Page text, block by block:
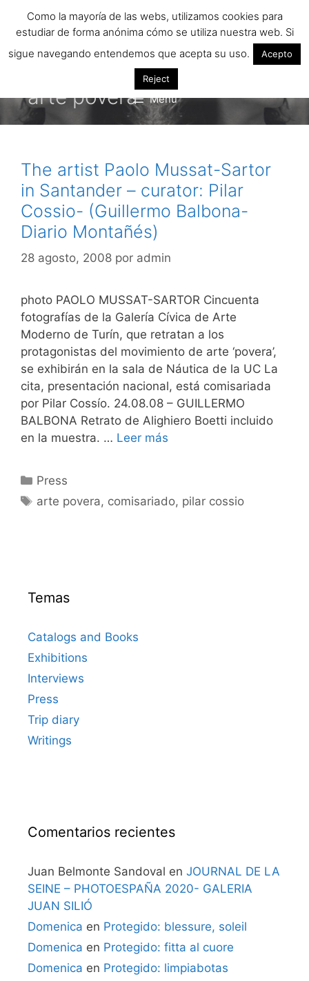
Menú
arte povera
The artist Paolo Mussat-Sartor
in Santander – curator: Pilar
Cossio- (Guillermo Balbona-
Diario Montañés)
28 agosto, 2008 por admin
photo PAOLO MUSSAT-SARTOR Cincuenta
fotografías de la Galería Cívica de Arte
Moderno de Turín, que retratan a los
protagonistas del movimiento de arte ‘povera’,
se exhibirán en la sala de Náutica de la UC La
cita, presentación nacional, está comisariada
por Pilar Cossío. 24.08.08 – GUILLERMO
BALBONA Retrato de Alighiero Boetti incluido
en la muestra. … Leer más
Categorías
Press
Etiquetas
arte povera, comisariado, pilar cossio
Temas
Catalogs and Books
Exhibitions
Interviews
Press
Trip diary
Writings
Comentarios recientes
Juan Belmonte Sandoval en JOURNAL DE LA
SEINE – PHOTOESPAÑA 2020- GALERIA
JUAN SILIÓ
Domenica en Protegido: blessure, soleil
Domenica en Protegido: fitta al cuore
Domenica en Protegido: limpiabotas
Como la mayoría de las webs, utilizamos cookies para
estudiar de forma anónima cómo se utiliza nuestra web. Si
sigue navegando entendemos que acepta su uso.
Acepto
Reject